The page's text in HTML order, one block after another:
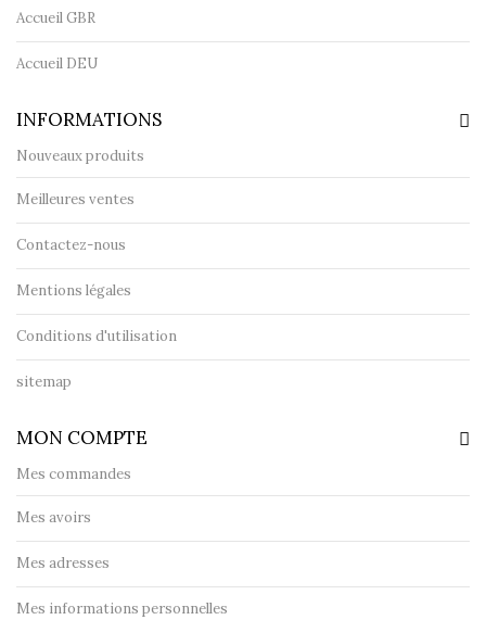
Accueil GBR
Accueil DEU
INFORMATIONS
Nouveaux produits
Meilleures ventes
Contactez-nous
Mentions légales
Conditions d'utilisation
sitemap
MON COMPTE
Mes commandes
Mes avoirs
Mes adresses
Mes informations personnelles